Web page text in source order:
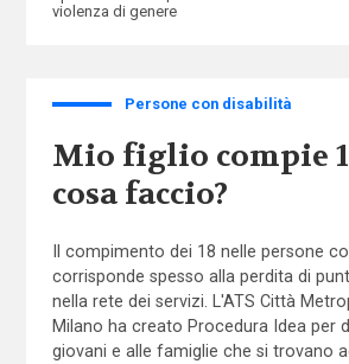
violenza di genere
Persone con disabilità
Mio figlio compie
cosa faccio?
Il compimento dei 18 nelle persone
corrisponde spesso alla perdita di
nella rete dei servizi. L'ATS Città
Milano ha creato Procedura Idea per
giovani e alle famiglie che si trovano